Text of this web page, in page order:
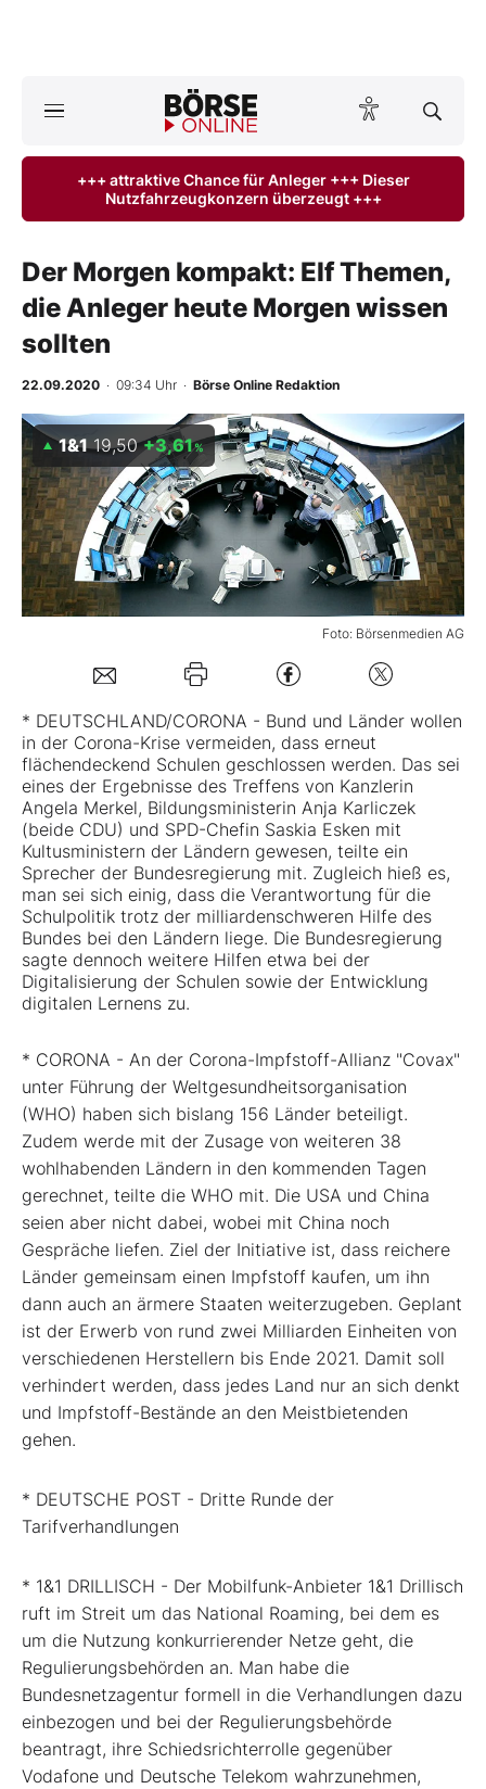
ktuelle Ausgabe BÖRSE ONLINE lesen
Finanz-Check
BO-Musterdepots
Experten
Mein B:O
Mein Konto
Folgen Sie uns
Kontakt
+++ attraktive Chance für Anleger +++ Dieser
Nutzfahrzeugkonzern überzeugt +++
Der Morgen kompakt: Elf Themen,
die Anleger heute Morgen wissen
sollten
22.09.2020 · 09:34 Uhr · Börse Online Redaktion
Foto: Börsenmedien AG
1&1 19,50 +3,61%
* DEUTSCHLAND/CORONA - Bund und Länder wollen
in der Corona-Krise vermeiden, dass erneut
flächendeckend Schulen geschlossen werden. Das sei
eines der Ergebnisse des Treffens von Kanzlerin
Angela Merkel, Bildungsministerin Anja Karliczek
(beide CDU) und SPD-Chefin Saskia Esken mit
Kultusministern der Ländern gewesen, teilte ein
Sprecher der Bundesregierung mit. Zugleich hieß es,
man sei sich einig, dass die Verantwortung für die
Schulpolitik trotz der milliardenschweren Hilfe des
Bundes bei den Ländern liege. Die Bundesregierung
sagte dennoch weitere Hilfen etwa bei der
Digitalisierung der Schulen sowie der Entwicklung
digitalen Lernens zu.
* CORONA - An der Corona-Impfstoff-Allianz "Covax"
unter Führung der Weltgesundheitsorganisation
(WHO) haben sich bislang 156 Länder beteiligt.
Zudem werde mit der Zusage von weiteren 38
wohlhabenden Ländern in den kommenden Tagen
gerechnet, teilte die WHO mit. Die USA und China
seien aber nicht dabei, wobei mit China noch
Gespräche liefen. Ziel der Initiative ist, dass reichere
Länder gemeinsam einen Impfstoff kaufen, um ihn
dann auch an ärmere Staaten weiterzugeben. Geplant
ist der Erwerb von rund zwei Milliarden Einheiten von
verschiedenen Herstellern bis Ende 2021. Damit soll
verhindert werden, dass jedes Land nur an sich denkt
und Impfstoff-Bestände an den Meistbietenden
gehen.
* DEUTSCHE POST - Dritte Runde der
Tarifverhandlungen
* 1&1 DRILLISCH - Der Mobilfunk-Anbieter 1&1 Drillisch
ruft im Streit um das National Roaming, bei dem es
um die Nutzung konkurrierender Netze geht, die
Regulierungsbehörden an. Man habe die
Bundesnetzagentur formell in die Verhandlungen dazu
einbezogen und bei der Regulierungsbehörde
beantragt, ihre Schiedsrichterrolle gegenüber
Vodafone und Deutsche Telekom wahrzunehmen,